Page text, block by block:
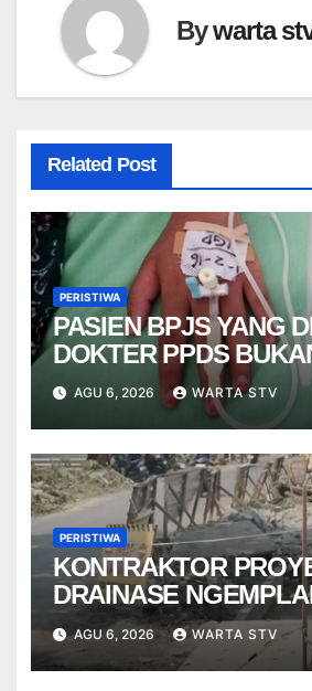
Bywarta
Related Post
PERISTIWA
PASIEN BPJS YANG
DOKTER PPDS
RSUP DR. SARDJITO
AGU 6, 2026 WARTA STV
PERISTIWA
KONTRAKTOR
DRAINASE
DISANKSI USAI
TERPELESET
AGU 6, 2026 WARTA STV